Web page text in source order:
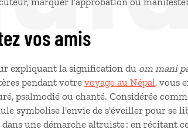
vos amis
expliquant la signification du om mani
pendant votrevoyage au Népal, vous
psalmodié ou chanté. Considérée
symbolise l'envie de s'éveiller pour se
une démarche altruiste : en récitant